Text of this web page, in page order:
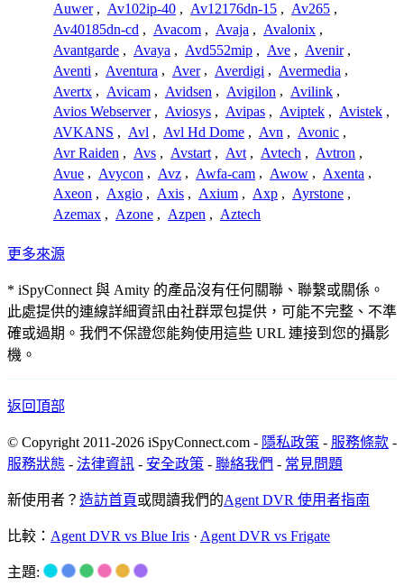
Auwer , Av102ip-40 , Av12176dn-15 , Av265 ,
Av40185dn-cd , Avacom , Avaja , Avalonix ,
Avantgarde , Avaya , Avd552mip , Ave , Avenir ,
Aventi , Aventura , Aver , Averdigi , Avermedia ,
Avertx , Avicam , Avidsen , Avigilon , Avilink ,
Avios Webserver , Aviosys , Avipas , Aviptek , Avistek ,
AVKANS , Avl , Avl Hd Dome , Avn , Avonic ,
Avr Raiden , Avs , Avstart , Avt , Avtech , Avtron ,
Avue , Avycon , Avz , Awfa-cam , Awow , Axenta ,
Axeon , Axgio , Axis , Axium , Axp , Ayrstone ,
Azemax , Azone , Azpen , Aztech
更多來源
* iSpyConnect 與 Amity 的產品沒有任何關聯、聯繫或關係。
此處提供的連線詳細資訊由社群眾包提供，可能不完整、不準
確或過期。我們不保證您能夠使用這些 URL 連接到您的攝影
機。
返回頂部
© Copyright 2011-2026 iSpyConnect.com - 隱私政策 - 服務條款 -
服務狀態 - 法律資訊 - 安全政策 - 聯絡我們 - 常見問題
新使用者？ 造訪首頁或閱讀我們的Agent DVR 使用者指南
比較： Agent DVR vs Blue Iris · Agent DVR vs Frigate
主題: